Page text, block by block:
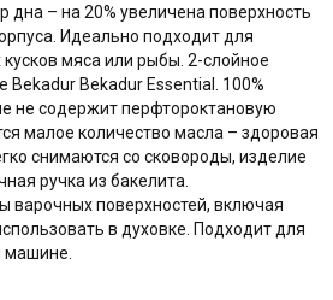
– на 20% увеличена поверхность
Идеально подходит для
мяса или рыбы. 2-слойное
Bekadur Bekadur Essential. 100%
не содержит перфтороктановую
малое количество масла – здоровая
снимаются со сковороды, изделие
ручка из бакелита.
варочных поверхностей, включая
в духовке. Подходит для
машине.